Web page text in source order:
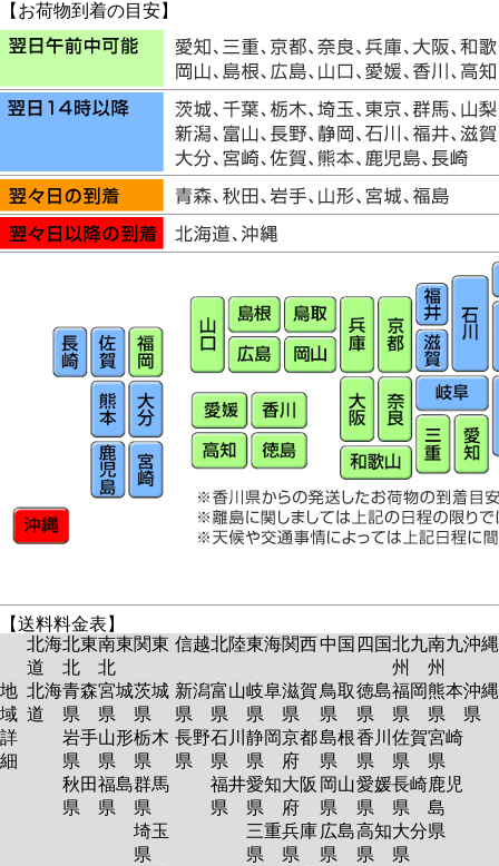
【お荷物到着の目安】
【送料料金表】
北海
道
北東
北
南東
北
関東 信越北陸東海関西中国 四国北九
州
南九
州
沖縄
地
域
詳
細
北海
道
青森
県
岩手
県
秋田
県
宮城
県
山形
県
福島
県
茨城
県
栃木
県
群馬
県
埼玉
県
新潟
県
長野
県
富山
県
石川
県
福井
県
岐阜
県
静岡
県
愛知
県
三重
県
滋賀
県
京都
府
大阪
府
兵庫
県
鳥取
県
島根
県
岡山
県
広島
県
徳島
県
香川
県
愛媛
県
高知
県
福岡
県
佐賀
県
長崎
県
大分
県
熊本
県
宮崎
県
鹿児
島
県
沖縄
県